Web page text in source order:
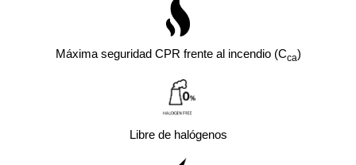
Máxima seguridad CPR frente al incendio (Cca)
Libre de halógenos